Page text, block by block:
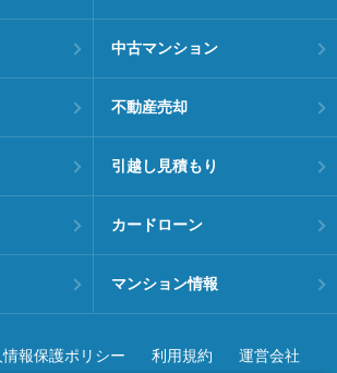
中古マンション
不動産売却
引越し見積もり
カードローン
マンション情報
報保護ポリシー 利用規約 運営会社